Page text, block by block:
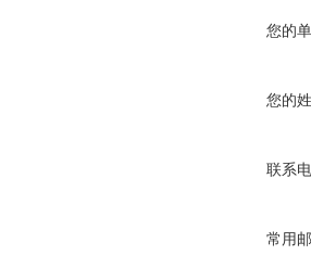
您的
您的
联系
常用